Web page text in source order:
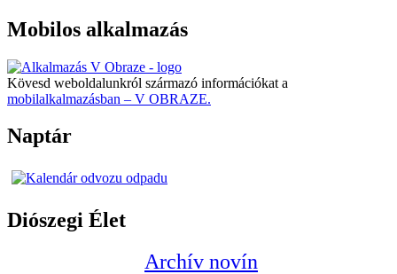
Mobilos alkalmazás
Kövesd weboldalunkról származó információkat a
mobilalkalmazásban – V OBRAZE.
Naptár
Diószegi Élet
Archív novín